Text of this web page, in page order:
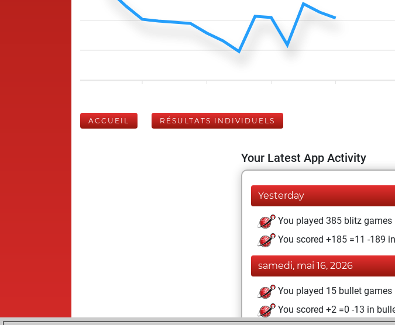
ACCUEIL RÉSULTATS INDIVIDUELS
Your Latest App Activity
Yesterday
You played 385 blitz games
You scored +185 =11 -189
samedi, mai 16, 2026
You played 15 bullet games
You scored +2 =0 -13 in